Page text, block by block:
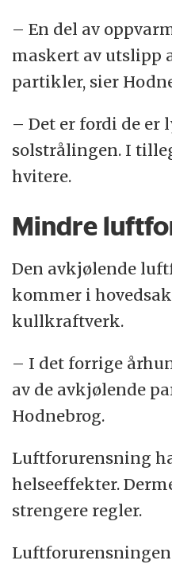
– En del av
maskert av utslipp
partikler, sier
– Det er fordi de er
solstrålingen. I
hvitere.
Mindre
Den avkjølende
kommer i
kullkraftverk.
– I det forrige
av de avkjølende
Hodnebrog.
Luftforurensning
helseeffekter.
strengere regler.